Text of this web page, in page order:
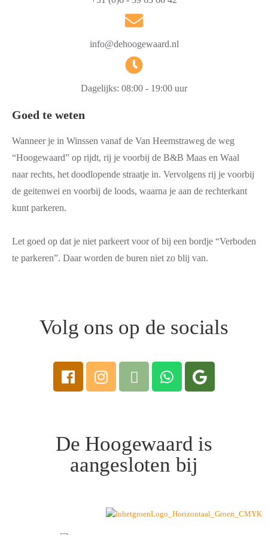
info@dehoogewaard.nl
Dagelijks: 08:00 - 19:00 uur
Goed te weten
Wanneer je in Winssen vanaf de Van Heemstraweg de weg
“Hoogewaard” op rijdt, rij je voorbij de B&B Maas en Waal
naar rechts, het doodlopende straatje in. Vervolgens rij je voorbij
de geitenwei en voorbij de loods, waarna je aan de rechterkant
kunt parkeren.
Let goed op dat je niet parkeert voor of bij een bordje “Verboden
te parkeren”. Daar worden de buren niet zo blij van.
Volg ons op de socials
De Hoogewaard is
aangesloten bij